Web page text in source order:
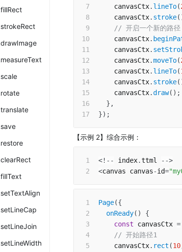
    canvasCtx
. lineTo(
    canvasCtx
. stroke(
// 开启一个新的路径
    canvasCtx
.
    canvasCtx
.
    canvasCtx
.moveTo(
    canvasCtx
. lineTo(
    canvasCtx
. stroke(
    canvasCtx
.draw( ) ;
} ,
}) ;
【示例 2】综合示例：
<! -- index.ttml -->
<canvas canvas-id=
Page({
onReady( )
{
const canvasCtx =
// 开始路径1
    canvasCtx
. rect (10